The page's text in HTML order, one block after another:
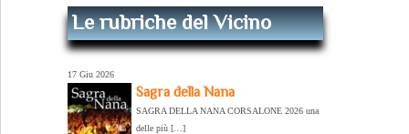
Le rubriche del Vicino
17 Giu 2026
Sagra della Nana
SAGRA DELLA NANA CORSALONE 2026 una
delle più […]